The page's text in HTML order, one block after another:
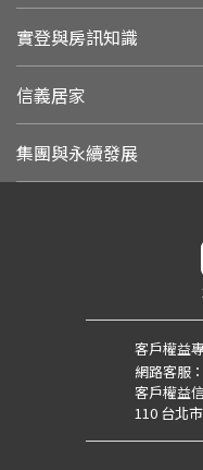
實登與房訊知識
信義居家
集團與永續發展
客戶權益
網路客服：
客戶權益
110 台北